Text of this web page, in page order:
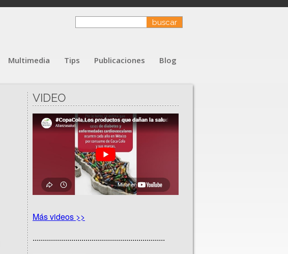
Multimedia Tips Publicaciones Blog
VIDEO
Más videos >>
.................................................................